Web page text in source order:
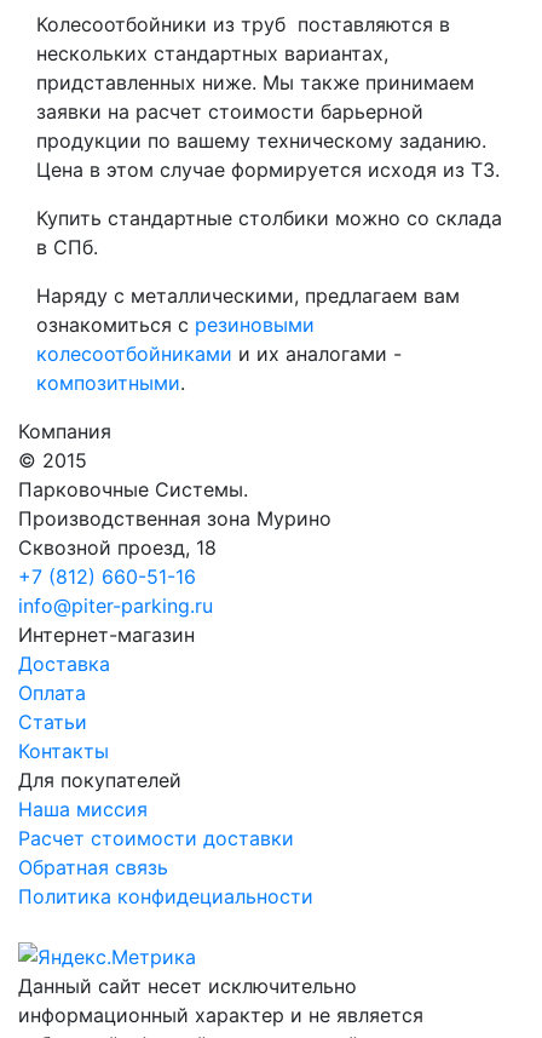
Колесоотбойники из труб поставляются в
нескольких стандартных вариантах,
придставленных ниже. Мы также принимаем
заявки на расчет стоимости барьерной
продукции по вашему техническому заданию.
Цена в этом случае формируется исходя из ТЗ.
Купить стандартные столбики можно со склада
в СПб.
Наряду с металлическими, предлагаем вам
ознакомиться с резиновыми
колесоотбойниками и их аналогами -
композитными.
Компания
© 2015
Парковочные Системы.
Производственная зона Мурино
Сквозной проезд, 18
+7 (812) 660-51-16
info@piter-parking.ru
Интернет-магазин
Доставка
Оплата
Статьи
Контакты
Для покупателей
Наша миссия
Расчет стоимости доставки
Обратная связь
Политика конфидециальности
Данный сайт несет исключительно
информационный характер и не является